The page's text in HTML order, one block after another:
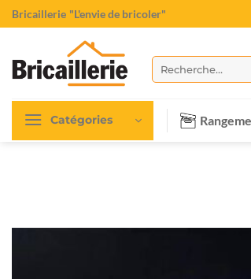
Passer
au
Bricaillerie "L'envie de bricoler"
Recherche
pour :
Catégories